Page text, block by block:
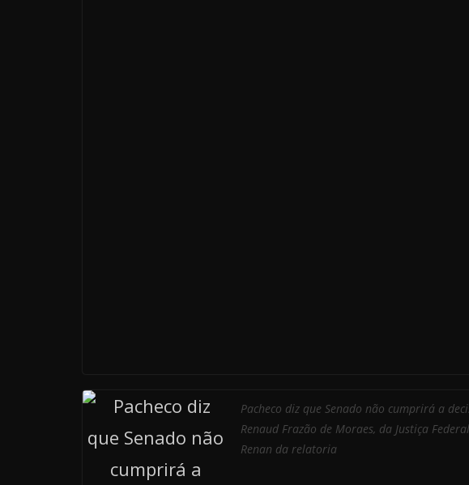
Pacheco diz que Senado não cumprirá a
Renaud Frazão de Moraes, da Justiça
Renan da relatoria